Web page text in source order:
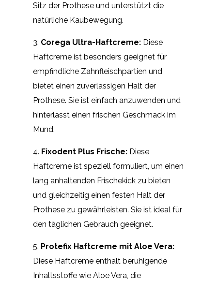
Sitz der Prothese und unterstützt die
natürliche Kaubewegung.
3. Corega Ultra-Haftcreme: Diese
Haftcreme ist besonders geeignet für
empfindliche Zahnfleischpartien und
bietet einen zuverlässigen Halt der
Prothese. Sie ist einfach anzuwenden und
hinterlässt einen frischen Geschmack im
Mund.
4. Fixodent Plus Frische: Diese
Haftcreme ist speziell formuliert, um einen
lang anhaltenden Frischekick zu bieten
und gleichzeitig einen festen Halt der
Prothese zu gewährleisten. Sie ist ideal für
den täglichen Gebrauch geeignet.
5. Protefix Haftcreme mit Aloe Vera:
Diese Haftcreme enthält beruhigende
Inhaltsstoffe wie Aloe Vera, die